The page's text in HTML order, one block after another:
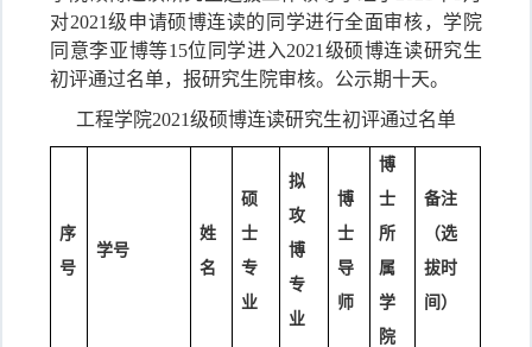
对2021级申请硕博连读的同学进行全面审核，学院
同意李亚博等15位同学进入2021级硕博连读研究生
初评通过名单，报研究生院审核。公示期十天。
工程学院2021级硕博连读研究生初评通过名单
序
号
学号
姓
名
硕
士
专
业
拟
攻
博
专
业
博
士
导
师
博
士
所
属
学
院
备注
（选
拔时
间）